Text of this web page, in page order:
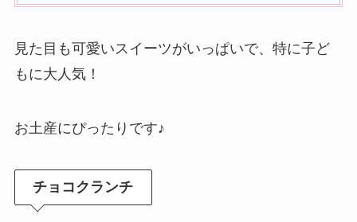
見た目も可愛いスイーツがいっぱいで、特に子ど
もに大人気！
お土産にぴったりです♪
チョコクランチ